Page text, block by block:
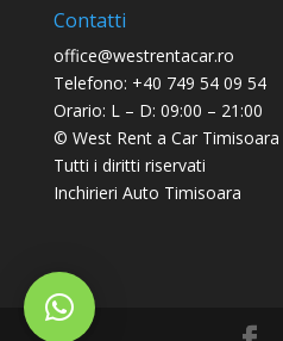
Contatti
office@westrentacar.ro
Telefono: +40 749 54 09 54
Orario: L – D: 09:00 – 21:00
© West Rent a Car Timisoara
Tutti i diritti riservati
Inchirieri Auto Timisoara